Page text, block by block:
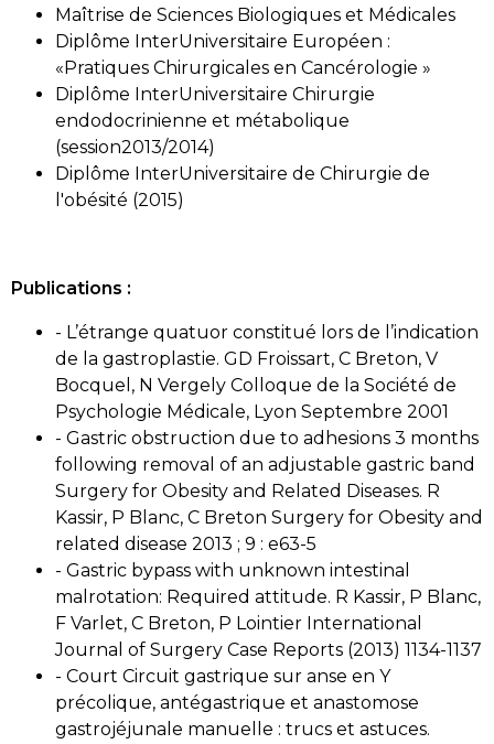
Maîtrise de Sciences Biologiques et Médicales
Diplôme InterUniversitaire Européen :
«Pratiques Chirurgicales en Cancérologie »
Diplôme InterUniversitaire Chirurgie
endodocrinienne et métabolique
(session2013/2014)
Diplôme InterUniversitaire de Chirurgie de
l'obésité (2015)
Publications :
- L’étrange quatuor constitué lors de l’indication
de la gastroplastie. GD Froissart, C Breton, V
Bocquel, N Vergely Colloque de la Société de
Psychologie Médicale, Lyon Septembre 2001
- Gastric obstruction due to adhesions 3 months
following removal of an adjustable gastric band
Surgery for Obesity and Related Diseases. R
Kassir, P Blanc, C Breton Surgery for Obesity and
related disease 2013 ; 9 : e63-5
- Gastric bypass with unknown intestinal
malrotation: Required attitude. R Kassir, P Blanc,
F Varlet, C Breton, P Lointier International
Journal of Surgery Case Reports (2013) 1134-1137
- Court Circuit gastrique sur anse en Y
précolique, antégastrique et anastomose
gastrojéjunale manuelle : trucs et astuces.